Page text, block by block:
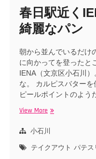
春日駅近く
綺麗なパン
朝から並んでいるだけ
に向かってを登ったと
IENA（文京区小石川
な。 カルピスバター
ピールポイントのよう
View More春
駅
く
小石川
テイクアウト パテス